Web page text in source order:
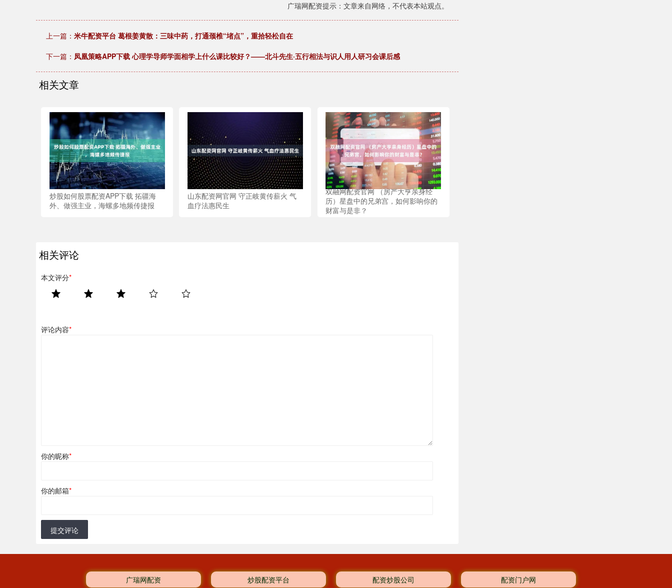
广瑞网配资提示：文章来自网络，不代表本站观点。
上一篇： 米牛配资平台 葛根姜黄散：三味中药，打通颈椎“堵点”，重拾轻松自在
下一篇： 凤凰策略APP下载 心理学导师学面相学上什么课比较好？——北斗先生·五行相法与识人用人研习会课后感
相关文章
炒股如何股票配资APP下载 拓疆海
外、做强主业，海螺多地频传捷报
山东配资网官网 守正岐黄传薪火 气
血疗法惠民生
双融网配资官网 （房产大亨亲身经
历）星盘中的兄弟宫，如何影响你的
财富与是非？
相关评论
本文评分*
评论内容*
你的昵称*
你的邮箱*
提交评论
广瑞网配资 炒股配资平台 配资炒股公司 配资门户网